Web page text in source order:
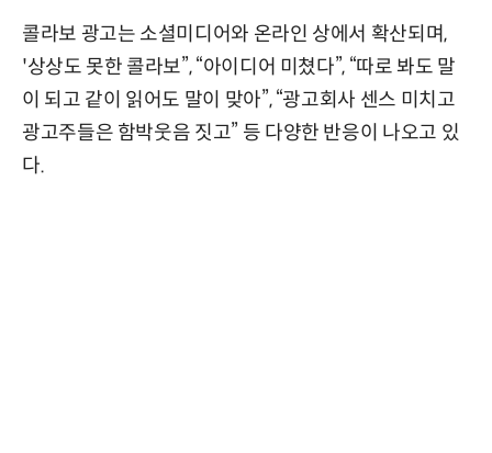
콜라보 광고는 소셜미디어와 온라인 상에서 확산되며,
'상상도 못한 콜라보”, “아이디어 미쳤다”, “따로 봐도 말
이 되고 같이 읽어도 말이 맞아”, “광고회사 센스 미치고
광고주들은 함박웃음 짓고” 등 다양한 반응이 나오고 있
다.